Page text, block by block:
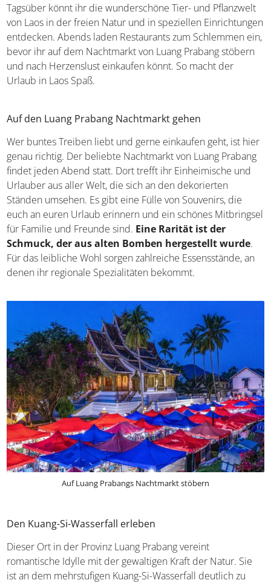
Tagsüber könnt ihr die wunderschöne Tier- und Pflanzwelt
von Laos in der freien Natur und in speziellen Einrichtungen
entdecken. Abends laden Restaurants zum Schlemmen ein,
bevor ihr auf dem Nachtmarkt von Luang Prabang stöbern
und nach Herzenslust einkaufen könnt. So macht der
Urlaub in Laos Spaß.
Auf den Luang Prabang Nachtmarkt gehen
Wer buntes Treiben liebt und gerne einkaufen geht, ist hier
genau richtig. Der beliebte Nachtmarkt von Luang Prabang
findet jeden Abend statt. Dort trefft ihr Einheimische und
Urlauber aus aller Welt, die sich an den dekorierten
Ständen umsehen. Es gibt eine Fülle von Souvenirs, die
euch an euren Urlaub erinnern und ein schönes Mitbringsel
für Familie und Freunde sind. Eine Rarität ist der
Schmuck, der aus alten Bomben hergestellt wurde.
Für das leibliche Wohl sorgen zahlreiche Essensstände, an
denen ihr regionale Spezialitäten bekommt.
Auf Luang Prabangs Nachtmarkt stöbern
Den Kuang-Si-Wasserfall erleben
Dieser Ort in der Provinz Luang Prabang vereint
romantische Idylle mit der gewaltigen Kraft der Natur. Sie
ist an dem mehrstufigen Kuang-Si-Wasserfall deutlich zu